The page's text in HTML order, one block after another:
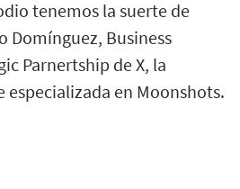
tenemos la suerte de
Domínguez, Business
Parnertship de X, la
especializada en Moonshots.